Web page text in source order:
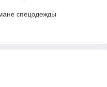
спецодежды